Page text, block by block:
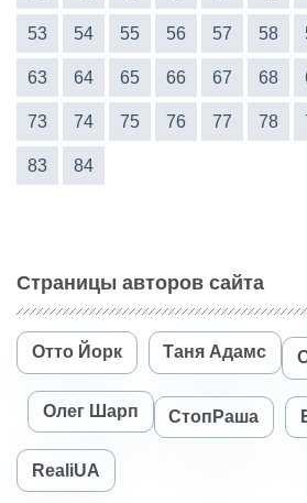
53 54 55 56 57 58
63 64 65 66 67 68
73 74 75 76 77 78
83 84
Страницы авторов сайта
Отто Йорк Таня Адамс
Олег Шарп СтопРаша
RealiUA